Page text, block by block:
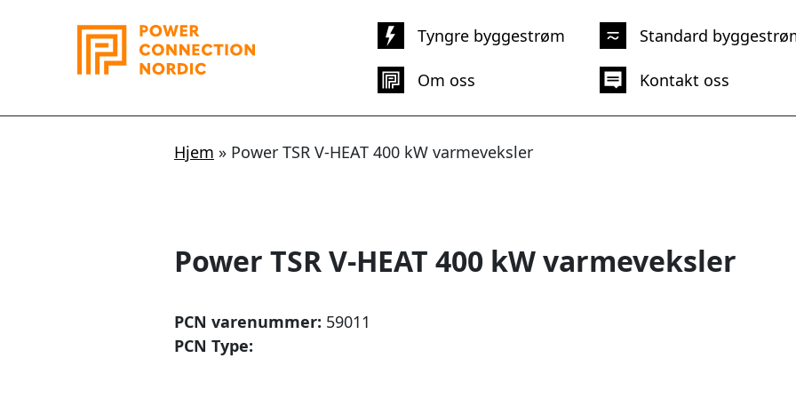
Tyngre byggestrøm Standard
Om oss Kontakt oss
Hjem » Power TSR V-HEAT 400 kW varmeveksler
Power TSR V-HEAT 400 kW varmeveksler
PCN varenummer: 59011
PCN Type: